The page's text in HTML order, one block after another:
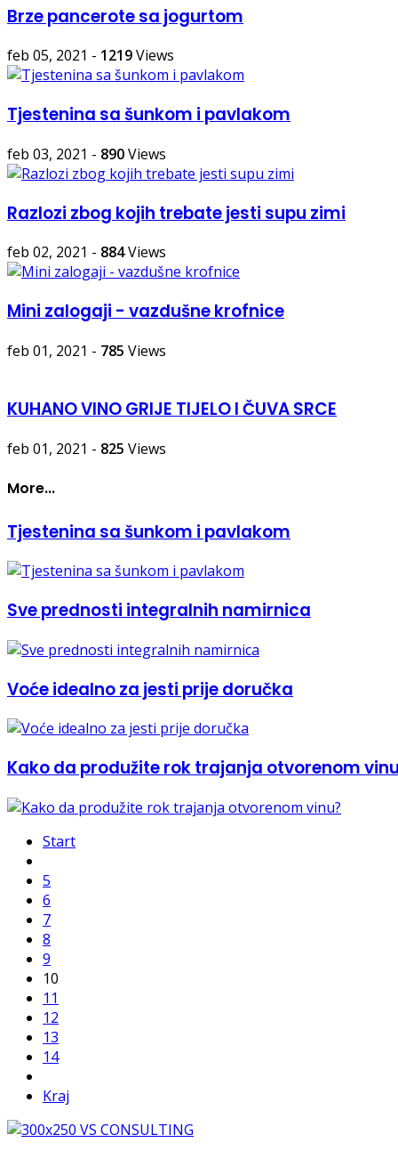
Brze pancerote sa jogurtom
feb 05, 2021 - 1219Views
Tjestenina sa šunkom i pavlakom
feb 03, 2021 - 890Views
Razlozi zbog kojih trebate jesti supu zimi
feb 02, 2021 - 884Views
Mini zalogaji - vazdušne krofnice
feb 01, 2021 - 785 Views
KUHANO VINO GRIJE TIJELO I ČUVA SRCE
feb 01, 2021 - 825 Views
More...
Tjestenina sa šunkom i pavlakom
Sve prednosti integralnih namirnica
Voće idealno za jesti prije doručka
Kako da produžite rok trajanja otvorenom
Start
5
6
7
8
9
10
11
12
13
14
Kraj